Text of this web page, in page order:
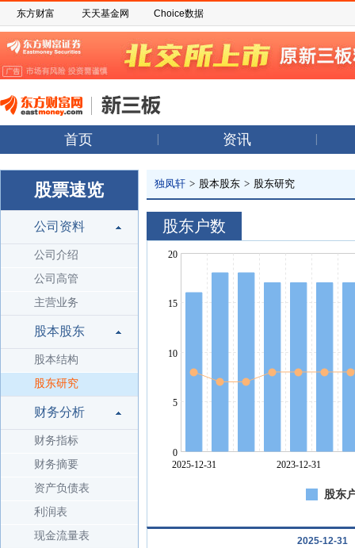
东方财富 天天基金网 Choice数据
首页 资讯
股票速览
公司资料
公司介绍
公司高管
主营业务
股本股东
股本结构
股东研究
财务分析
财务指标
财务摘要
资产负债表
利润表
现金流量表
独凤轩 > 股本股东 > 股东研究
股东户数
股东
2025-12-31